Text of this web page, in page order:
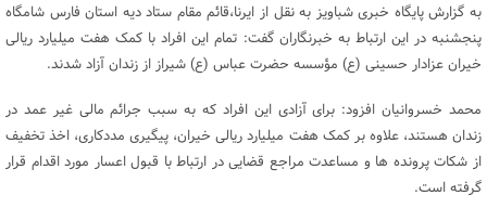
به گزارش پایگاه خبری شباویز به نقل از ایرنا،قائم مقام ستاد دیه استان فارس شامگاه
پنجشنبه در این ارتباط به خبرنگاران گفت: تمام این افراد با کمک هفت میلیارد ریالی
خیران عزادار حسینی (ع) مؤسسه حضرت عباس (ع) شیراز از زندان آزاد شدند.
محمد خسروانیان افزود: برای آزادی این افراد که به سبب جرائم مالی غیر عمد در
زندان هستند، علاوه بر کمک هفت میلیارد ریالی خیران، پیگیری مددکاری، اخذ تخفیف
از شکات پرونده ها و مساعدت مراجع قضایی در ارتباط با قبول اعسار مورد اقدام قرار
گرفته است.